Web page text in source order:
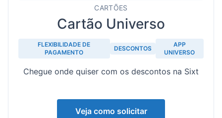
CARTÕES
Cartão Universo
FLEXIBILIDADE DE
PAGAMENTO
DESCONTOS
APP
UNIVERSO
Chegue onde quiser com os descontos na Sixt
Veja como solicitar